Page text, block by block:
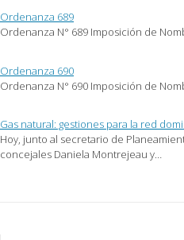
ventana
nueva)
Ordenanza 689
Ordenanza N° 689 Imposición de
Ordenanza 690
Ordenanza N° 690 Imposición de
Gas natural: gestiones para la red
Hoy, junto al secretario de
concejales Daniela Montrejeau y…